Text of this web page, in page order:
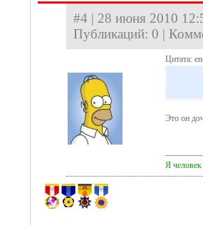
#4 | 28 июня 2010
Публикаций: 0 |
Цитата:
Это он
Я